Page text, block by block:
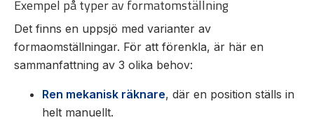
Exempel på typer av formatomställning
Det finns en uppsjö med varianter av
formaomställningar. För att förenkla, är här en
sammanfattning av 3 olika behov:
Ren mekanisk räknare, där en position ställs in
helt manuellt.